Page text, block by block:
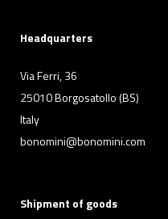
Headquarters
Via Ferri, 36
25010 Borgosatollo (BS)
Italy
bonomini@bonomini.com
Shipment of goods